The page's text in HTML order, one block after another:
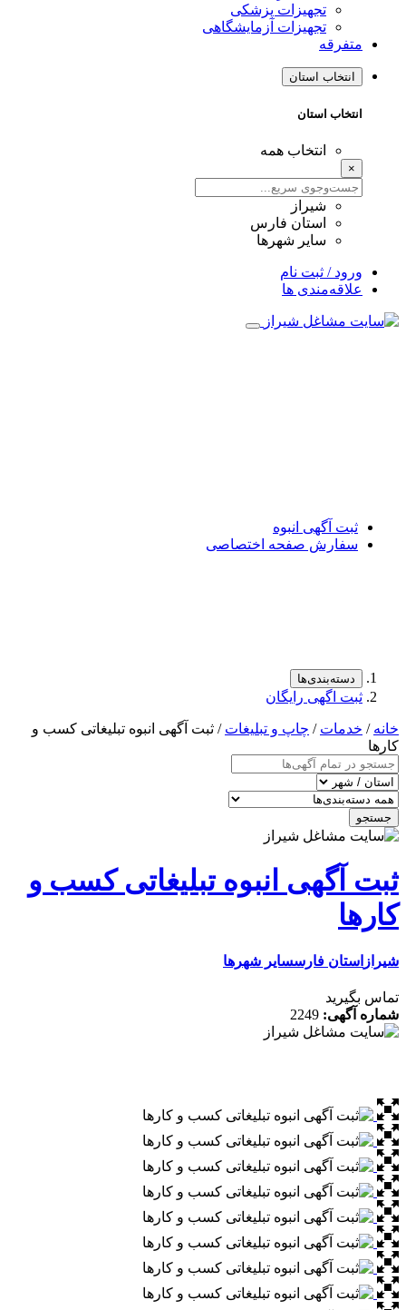
تجهیزات پزشکی
تجهیزات آزمایشگاهی
استان
استان
انتخاب همه
استان فارس
سایر شهرها
/ ثبت نام
ها
آگهی انبوه
صفحه اختصاصی
اگهی رایگان
/ چاپ و تبلیغات / ثبت آگهی انبوه تبلیغاتی کسب و
انبوه تبلیغاتی کسب و
فارسسایر شهرها
2249